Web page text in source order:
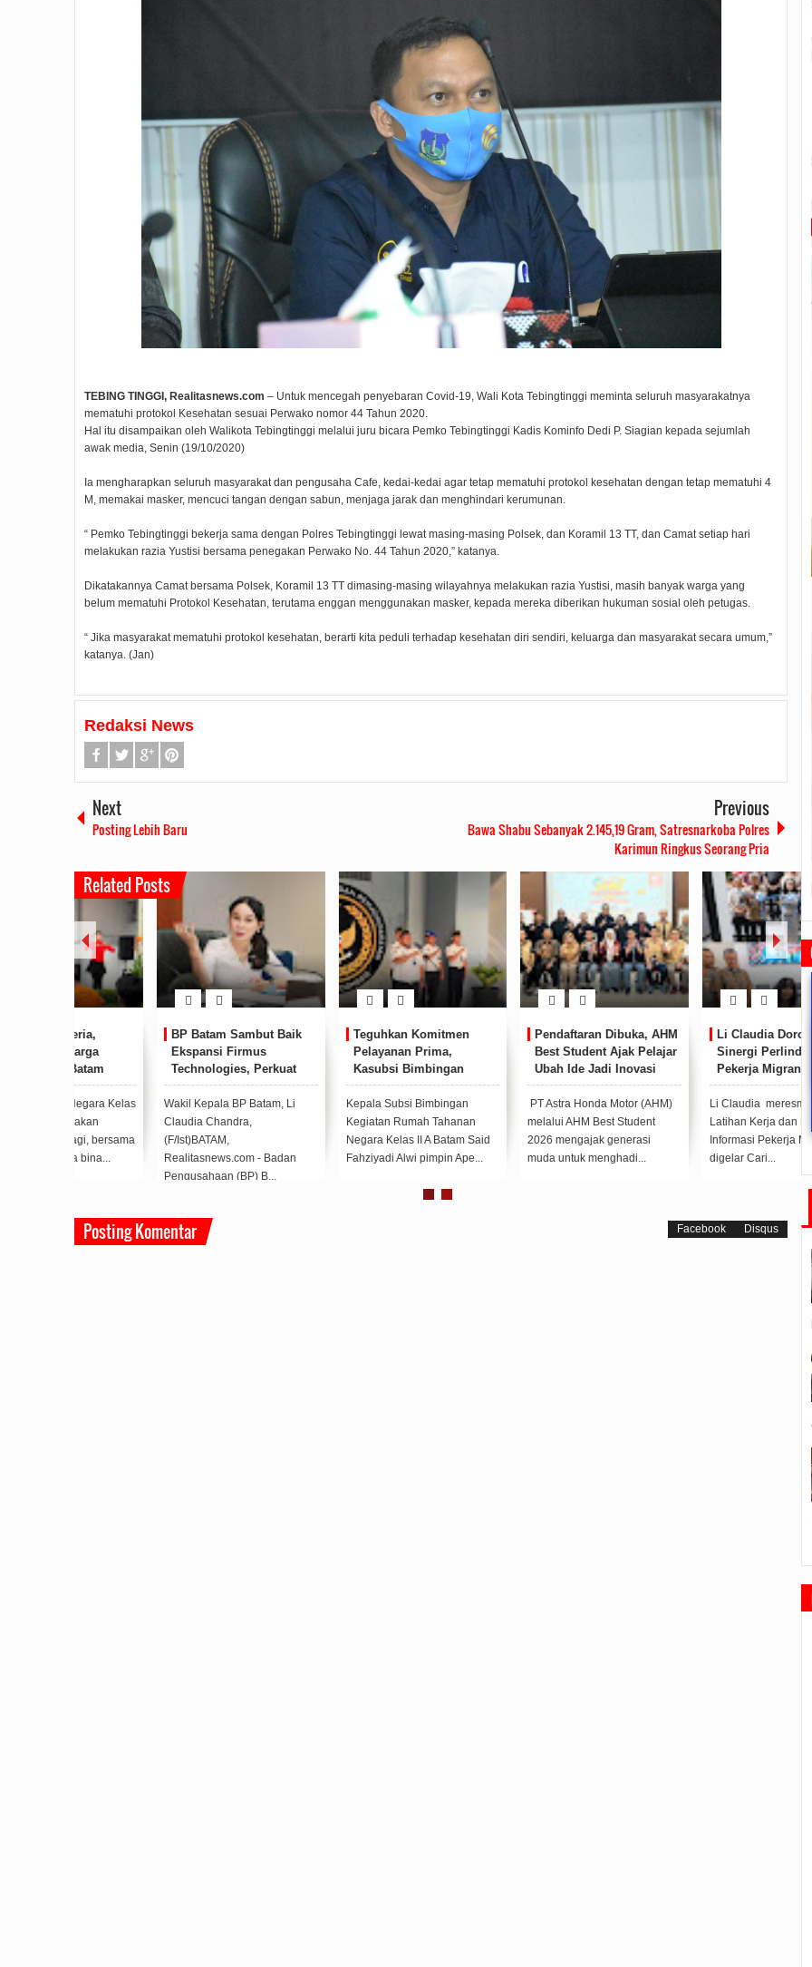
TEBING TINGGI, Realitasnews.com – Untuk mencegah penyebaran Covid-19, Wali Kota Tebingtinggi meminta seluruh masyarakatnya
mematuhi protokol Kesehatan sesuai Perwako nomor 44 Tahun 2020.
Hal itu disampaikan oleh Walikota Tebingtinggi melalui juru bicara Pemko Tebingtinggi Kadis Kominfo Dedi P. Siagian kepada sejumlah
awak media, Senin (19/10/2020)
Ia mengharapkan seluruh masyarakat dan pengusaha Cafe, kedai-kedai agar tetap mematuhi protokol kesehatan dengan tetap mematuhi 4
M, memakai masker, mencuci tangan dengan sabun, menjaga jarak dan menghindari kerumunan.
“ Pemko Tebingtinggi bekerja sama dengan Polres Tebingtinggi lewat masing-masing Polsek, dan Koramil 13 TT, dan Camat setiap hari
melakukan razia Yustisi bersama penegakan Perwako No. 44 Tahun 2020,” katanya.
Dikatakannya Camat bersama Polsek, Koramil 13 TT dimasing-masing wilayahnya melakukan razia Yustisi, masih banyak warga yang
belum mematuhi Protokol Kesehatan, terutama enggan menggunakan masker, kepada mereka diberikan hukuman sosial oleh petugas.
“ Jika masyarakat mematuhi protokol kesehatan, berarti kita peduli terhadap kesehatan diri sendiri, keluarga dan masyarakat secara umum,”
katanya. (Jan)
Redaksi News
Next
Posting Lebih Baru
Previous
Bawa Shabu Sebanyak 2.145,19 Gram, Satresnarkoba Polres
Karimun Ringkus Seorang Pria
Related Posts
BP Batam Sambut Baik
Ekspansi Firmus
Technologies, Perkuat
Posisi Batam sebagai
Hub Infrastruktur AI
Regional
Wakil Kepala BP Batam, Li
Claudia Chandra,
(F/Ist)BATAM,
Realitasnews.com - Badan
Pengusahaan (BP) B...
Teguhkan Komitmen
Pelayanan Prima,
Kasubsi Bimbingan
Kegiatan Pimpin Apel
Pagi Rutan Batam
Kepala Subsi Bimbingan
Kegiatan Rumah Tahanan
Negara Kelas II A Batam Said
Fahziyadi Alwi pimpin Ape...
Pendaftaran Dibuka, AHM
Best Student Ajak Pelajar
Ubah Ide Jadi Inovasi
untuk Negeri
PT Astra Honda Motor (AHM)
melalui AHM Best Student
2026 mengajak generasi
muda untuk menghadi...
Li Claudia Dorong
Sinergi Perlindungan
Pekerja Migran dan
Pencegahan TPPO di
Batam
Li Claudia meresmikan Balai
Latihan Kerja dan Pusat
Informasi Pekerja Migran yang
digelar Cari...
Posting Komentar Facebook Disqus
Rudi Sampaikan Rencana
Pembangunan Batam
2019/07/160 Comments
Rudi Tinjau Pemupukan Pohon dan
Kesiapan Pelebaran Jalan
2019/06/190 Comments
Safari Ramadhan Walikota Ajang
Silahturahmi Dan Komunikasi
Dengan Masyarakat
2019/05/140 Comments